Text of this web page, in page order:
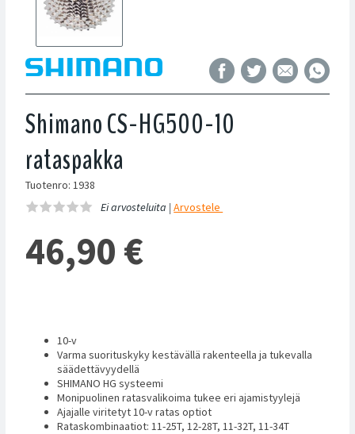
Shimano CS-HG500-10
rataspakka
Tuotenro: 1938
Ei arvosteluita |Arvostele
46,90 €
10-v
Varma suorituskyky kestävällä rakenteella ja tukevalla
säädettävyydellä
SHIMANO HG systeemi
Monipuolinen ratasvalikoima tukee eri ajamistyylejä
Ajajalle viritetyt 10-v ratas optiot
Rataskombinaatiot: 11-25T, 12-28T, 11-32T, 11-34T